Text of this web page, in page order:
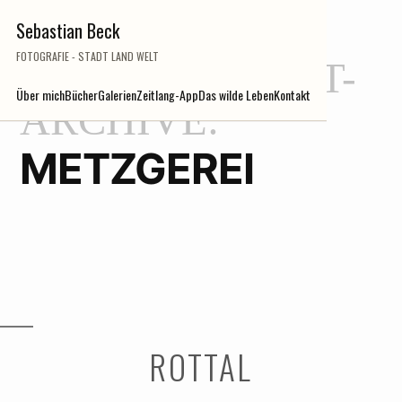
Sebastian Beck
FOTOGRAFIE - STADT LAND WELT
Über michBücherGalerienZeitlang-AppDas wilde LebenKontakt
Zum
Inhalt
springenSCHLAGWORT-
ARCHIVE:
METZGEREI
ROTTAL